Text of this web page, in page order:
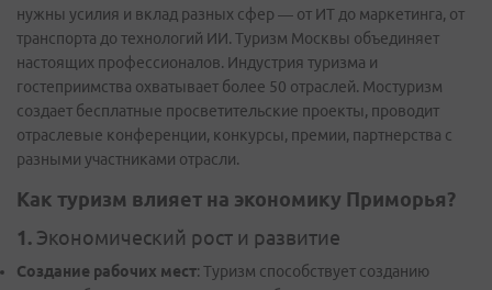
нужны усилия и вклад разных сфер — от ИТ до маркетинга, от
транспорта до технологий ИИ. Туризм Москвы объединяет
настоящих профессионалов. Индустрия туризма и
гостеприимства охватывает более 50 отраслей. Мостуризм
создает бесплатные просветительские проекты, проводит
отраслевые конференции, конкурсы, премии, партнерства с
разными участниками отрасли.
Как туризм влияет на экономику Приморья?
1. Экономический рост и развитие
Создание рабочих мест: Туризм способствует созданию